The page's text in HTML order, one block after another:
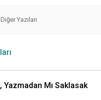
Yazıları
Yazmadan Mı Saklasak